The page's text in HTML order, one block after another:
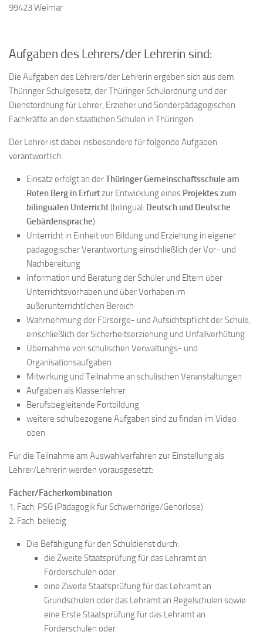
99423 Weimar
Aufgaben des Lehrers/der Lehrerin sind:
Die Aufgaben des Lehrers/der Lehrerin ergeben sich aus dem
Thüringer Schulgesetz, der Thüringer Schulordnung und der
Dienstordnung für Lehrer, Erzieher und Sonderpädagogischen
Fachkräfte an den staatlichen Schulen in Thüringen.
Der Lehrer ist dabei insbesondere für folgende Aufgaben
verantwortlich:
Einsatz erfolgt an derThüringer Gemeinschaftsschule am
Roten Berg in Erfurtzur Entwicklung eines Projektes zum
bilingualen Unterricht(bilingual: Deutsch und Deutsche
Gebärdensprache)
Unterricht in Einheit von Bildung und Erziehung in eigener
pädagogischer Verantwortung einschließlich der Vor- und
Nachbereitung
Information und Beratung der Schüler und Eltern über
Unterrichtsvorhaben und über Vorhaben im
außerunterrichtlichen Bereich
Wahrnehmung der Fürsorge- und Aufsichtspflicht der Schule,
einschließlich der Sicherheitserziehung und Unfallverhütung
Übernahme von schulischen Verwaltungs- und
Organisationsaufgaben
Mitwirkung und Teilnahme an schulischen Veranstaltungen
Aufgaben als Klassenlehrer
Berufsbegleitende Fortbildung
weitere schulbezogene Aufgaben sind zu finden im Video
oben
Für die Teilnahme am Auswahlverfahren zur Einstellung als
Lehrer/Lehrerin werden vorausgesetzt:
Fächer/Fächerkombination
1. Fach: PSG (Pädagogik für Schwerhörige/Gehörlose)
2. Fach: beliebig
Die Befähigung für den Schuldienst durch:
die Zweite Staatsprüfung für das Lehramt an
Förderschulen oder
eine Zweite Staatsprüfung für das Lehramt an
Grundschulen oder das Lehramt an Regelschulen sowie
eine Erste Staatsprüfung für das Lehramt an
Förderschulen oder